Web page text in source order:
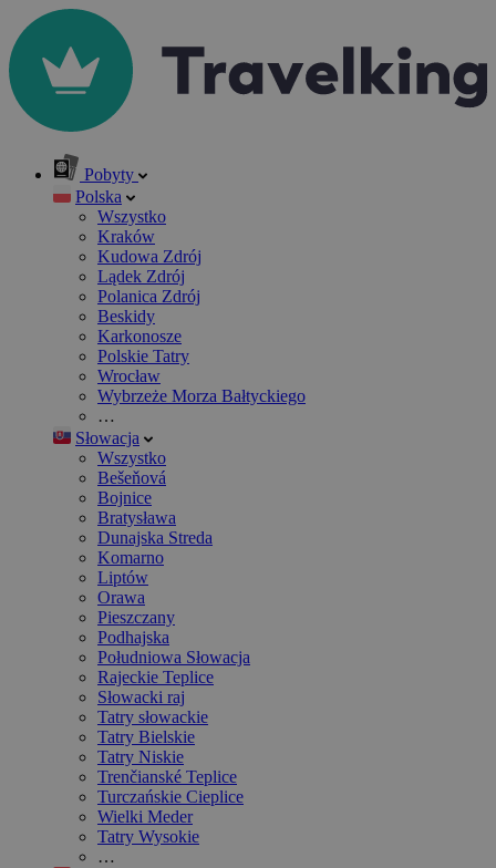
Pobyty
Polska
Wszystko
Kraków
Kudowa Zdrój
Lądek Zdrój
Polanica Zdrój
Beskidy
Karkonosze
Polskie Tatry
Wrocław
Wybrzeże Morza Bałtyckiego
…
Słowacja
Wszystko
Bešeňová
Bojnice
Bratysława
Dunajska Streda
Komarno
Liptów
Orawa
Pieszczany
Podhajska
Południowa Słowacja
Rajeckie Teplice
Słowacki raj
Tatry słowackie
Tatry Bielskie
Tatry Niskie
Trenčianské Teplice
Turczańskie Cieplice
Wielki Meder
Tatry Wysokie
…